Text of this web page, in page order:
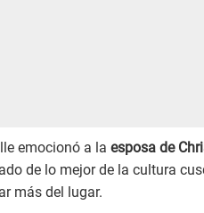
emocionó a la esposa de
de lo mejor de la cultura
más del lugar.